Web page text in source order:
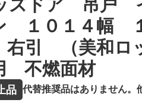
１０１４幅
引 （美和ロ
不燃面材
品 代替推奨品はありません。